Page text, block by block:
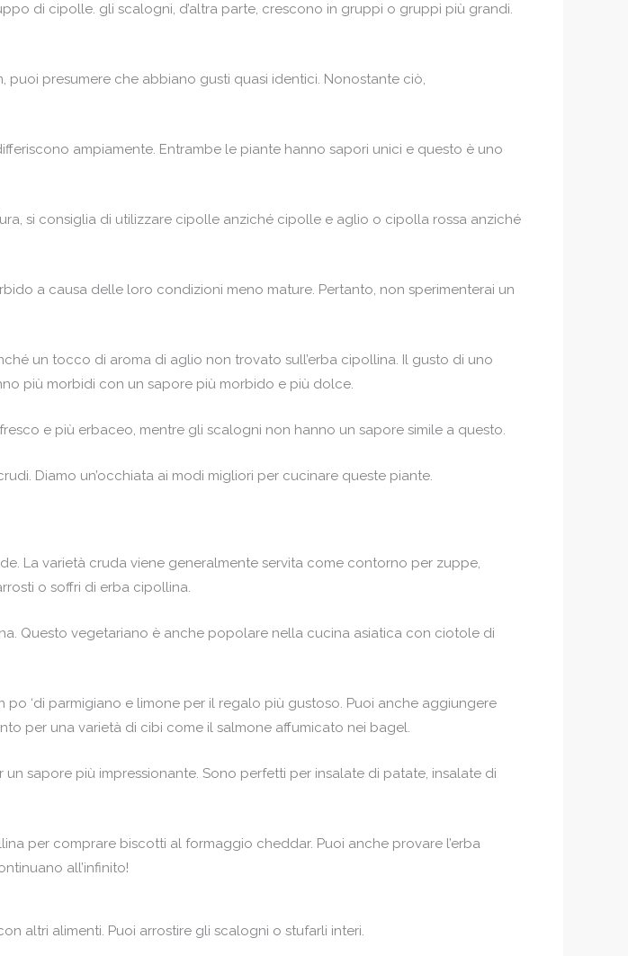
di cipolle. gli scalogni, d’altra parte, crescono in gruppi o gruppi più grandi.
presumere che abbiano gusti quasi identici. Nonostante ciò,
ampiamente. Entrambe le piante hanno sapori unici e questo è uno
si consiglia di utilizzare cipolle anziché cipolle e aglio o cipolla rossa anziché
a causa delle loro condizioni meno mature. Pertanto, non sperimenterai un
un tocco di aroma di aglio non trovato sull’erba cipollina. Il gusto di uno
più morbidi con un sapore più morbido e più dolce.
e più erbaceo, mentre gli scalogni non hanno un sapore simile a questo.
Diamo un’occhiata ai modi migliori per cucinare queste piante.
La varietà cruda viene generalmente servita come contorno per zuppe,
o soffri di erba cipollina.
Questo vegetariano è anche popolare nella cucina asiatica con ciotole di
‘di parmigiano e limone per il regalo più gustoso. Puoi anche aggiungere
per una varietà di cibi come il salmone affumicato nei bagel.
sapore più impressionante. Sono perfetti per insalate di patate, insalate di
per comprare biscotti al formaggio cheddar. Puoi anche provare l’erba
all’infinito!
altri alimenti. Puoi arrostire gli scalogni o stufarli interi.